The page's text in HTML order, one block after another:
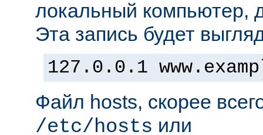
локальный компьютер,
Эта запись будет
127.0.0.1
Файл hosts, скорее
/etc/hosts или